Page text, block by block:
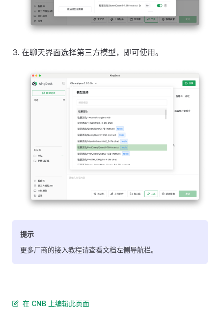
在聊天界面选择第三方模型，即可使用。
提示
更多厂商的接入教程请查看文档左侧导航栏。
在 CNB 上编辑此页面